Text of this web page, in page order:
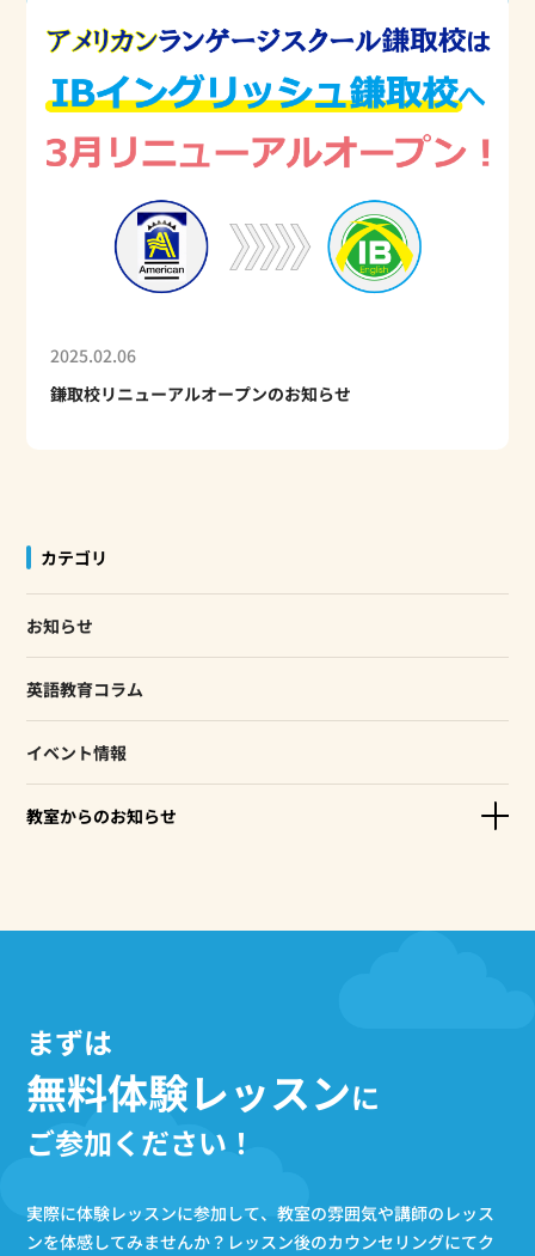
2025.02.06
鎌取校リニューアルオープンのお知らせ
カテゴリ
お知らせ
英語教育コラム
イベント情報
教室からのお知らせ
まずは
無料体験レッスンに
ご参加ください！
実際に体験レッスンに参加して、教室の雰囲気や講師のレッス
ンを体感してみませんか？ レッスン後のカウンセリングにてク